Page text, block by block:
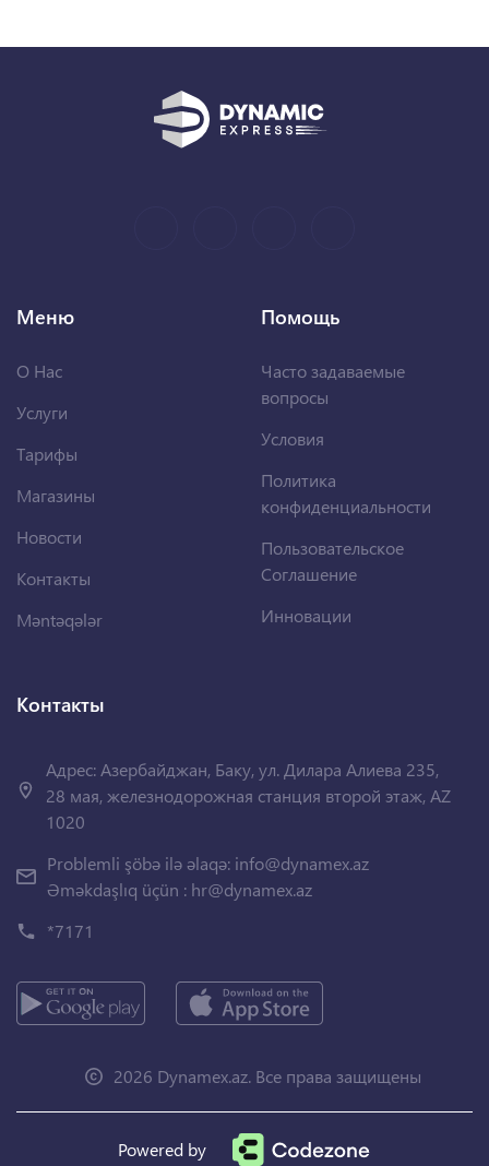
Меню
О Нас
Услуги
Тарифы
Магазины
Новости
Контакты
Məntəqələr
Помощь
Часто задаваемые
вопросы
Условия
Политика
конфиденциальности
Пользовательское
Соглашение
Инновации
Контакты
Адрес: Азербайджан, Баку, ул. Дилара Алиева 235,
28 мая, железнодорожная станция второй этаж, AZ
1020
Problemli şöbə ilə əlaqə: info@dynamex.az
Əməkdaşlıq üçün : hr@dynamex.az
*7171
2026 Dynamex.az. Все права защищены
Powered by